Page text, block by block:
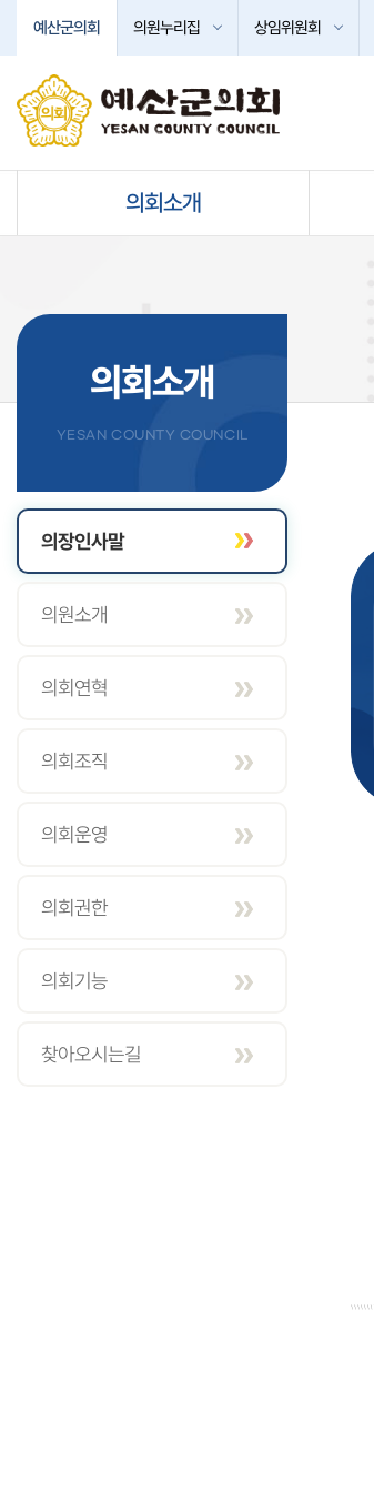
예산군의회 의원누리집 상임위원회
의회소개
의회소개
YESAN COUNTY COUNCIL
의장인사말
의원소개
의회연혁
의회조직
의회운영
의회권한
의회기능
찾아오시는길